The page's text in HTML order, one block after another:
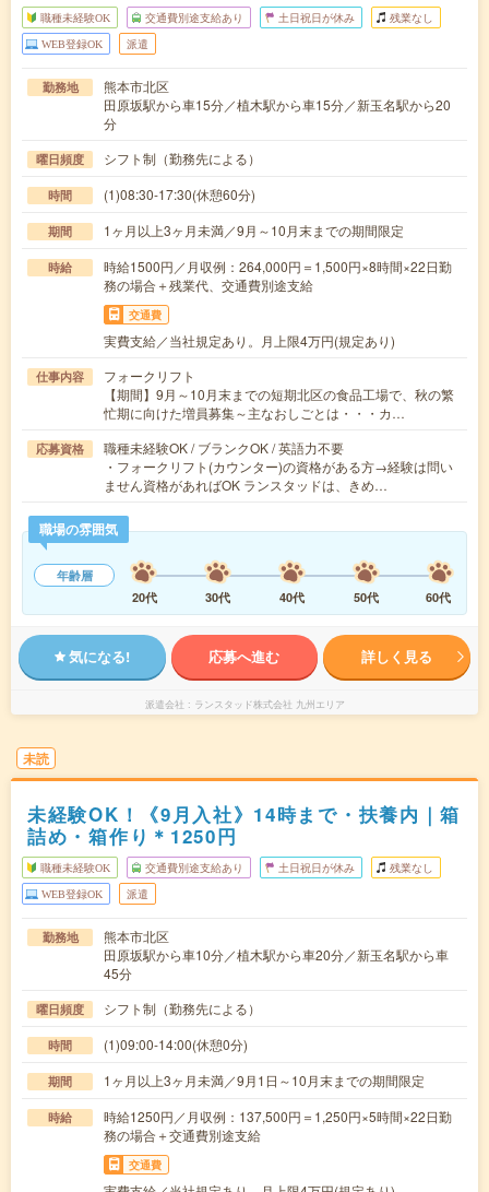
職種未経験OK 交通費別途支給あり 土日祝日が休み 残業なし
WEB登録OK 派遣
勤務地
熊本市北区
田原坂駅から車15分／植木駅から車15分／新玉名駅から20
分
曜日頻度 シフト制（勤務先による）
時間 (1)08:30-17:30(休憩60分)
期間 1ヶ月以上3ヶ月未満／9月～10月末までの期間限定
時給
時給1500円／月収例：264,000円＝1,500円×8時間×22日勤
務の場合＋残業代、交通費別途支給
交通費
実費支給／当社規定あり。月上限4万円(規定あり)
仕事内容
フォークリフト
【期間】9月～10月末までの短期北区の食品工場で、秋の繁
忙期に向けた増員募集～主なおしごとは・・・カ…
応募資格
職種未経験OK / ブランクOK / 英語力不要
・フォークリフト(カウンター)の資格がある方→経験は問い
ません資格があればOK ランスタッドは、きめ…
職場の雰囲気
年齢層
20代
30代 40代 50代 60代
気になる! 応募へ進む 詳しく見る
派遣会社 ランスタッド株式会社 九州エリア
未読
未経験OK！《9月入社》14時まで・扶養内｜箱
詰め・箱作り＊1250円
職種未経験OK 交通費別途支給あり 土日祝日が休み 残業なし
WEB登録OK 派遣
勤務地
熊本市北区
田原坂駅から車10分／植木駅から車20分／新玉名駅から車
45分
曜日頻度 シフト制（勤務先による）
時間 (1)09:00-14:00(休憩0分)
期間 1ヶ月以上3ヶ月未満／9月1日～10月末までの期間限定
時給
時給1250円／月収例：137,500円＝1,250円×5時間×22日勤
務の場合＋交通費別途支給
交通費